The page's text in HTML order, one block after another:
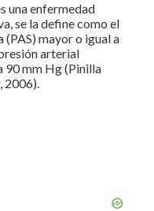
una enfermedad
se la define como el
mayor o igual a
arterial
90 mm Hg (Pinilla
2006).